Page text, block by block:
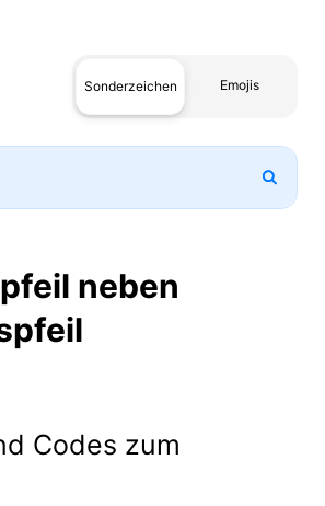
Sonderzeichen Emojis
neben
Codes zum